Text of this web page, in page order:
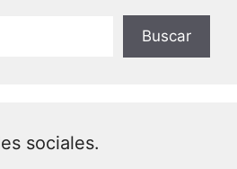
Buscar
sociales.